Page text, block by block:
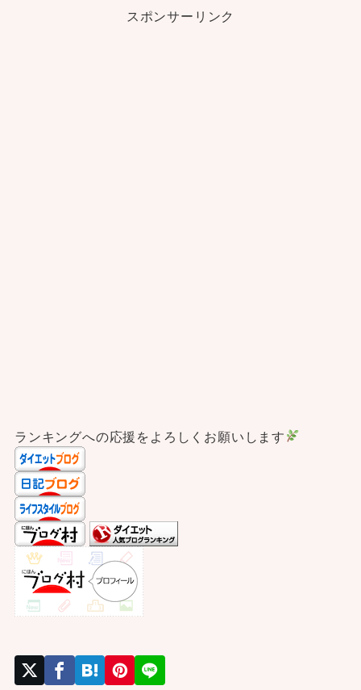
スポンサーリンク
ランキングへの応援をよろしくお願いします